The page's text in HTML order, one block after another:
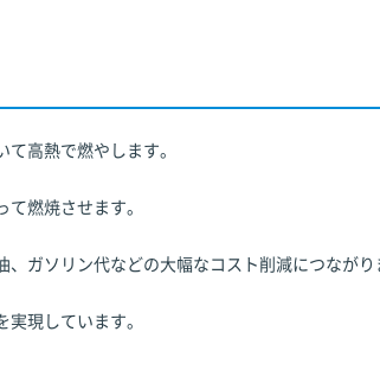
高熱で燃やします。
燃焼させます。
ガソリン代などの大幅なコスト削減につながり
現しています。